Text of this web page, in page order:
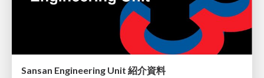
Sansan Engineering Unit 紹介資料